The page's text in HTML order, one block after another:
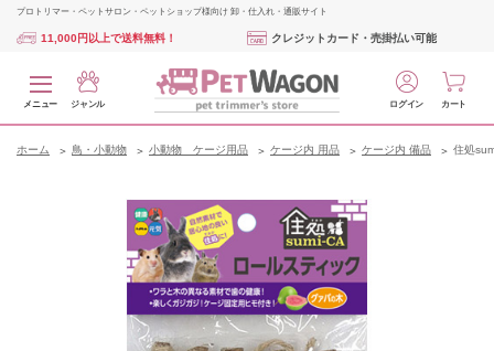
プロトリマー・ペットサロン・ペットショップ様向け 卸・仕入れ・通販サイト
11,000円以上で送料無料！ クレジットカード・売掛払い可能
メニュー ジャンル ログイン カート
ホーム 鳥・小動物 小動物 ケージ用品 ケージ内 用品 ケージ内 備品 住処